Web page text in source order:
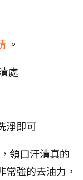
。
處
淨即可
領口汗漬真的
強的去油力，